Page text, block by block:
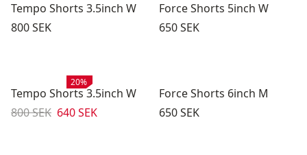
Tempo Shorts 3.5inch W
Pris:
800 SEK
Force Shorts 5inch W
Pris:
650 SEK
Rea:
20%
Tempo Shorts 3.5inch W
Originalpris:
800 SEK Reapris:
640 SEK
Force Shorts 6inch M
Pris:
650 SEK